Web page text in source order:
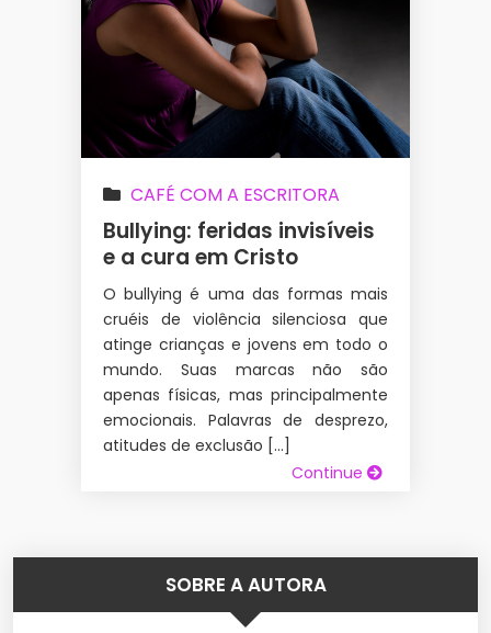
CAFÉ COM A ESCRITORA
Bullying: feridas invisíveis
e a cura em Cristo
O bullying é uma das formas mais
cruéis de violência silenciosa que
atinge crianças e jovens em todo o
mundo. Suas marcas não são
apenas físicas, mas principalmente
emocionais. Palavras de desprezo,
atitudes de exclusão […]
Continue
SOBRE A AUTORA